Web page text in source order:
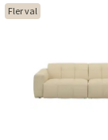
Fler val